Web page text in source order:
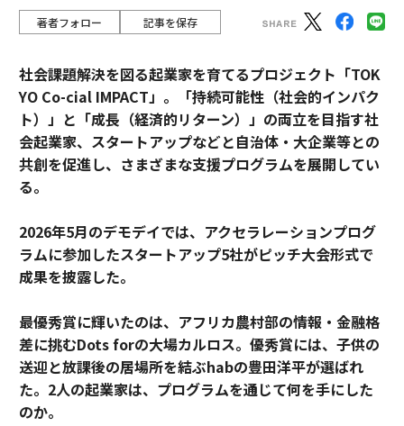
著者フォロー 記事を保存
社会課題解決を図る起業家を育てるプロジェクト「TOK
YO Co-cial IMPACT」。
「持続可能性（社会的インパク
ト）」と「成長（経済的リターン）」の両立を目指す社
会起業家、スタートアップなどと自治体・大企業等との
共創を促進し、さまざまな支援プログラムを展開してい
る。
2026年5月のデモデイでは、アクセラレーションプログ
ラムに参加したスタートアップ5社がピッチ大会形式で
成果を披露した。
最優秀賞に輝いたのは、アフリカ農村部の情報・金融格
差に挑むDots forの大場カルロス。優秀賞には、子供の
送迎と放課後の居場所を結ぶhabの豊田洋平が選ばれ
た。2人の起業家は、プログラムを通じて何を手にした
のか。